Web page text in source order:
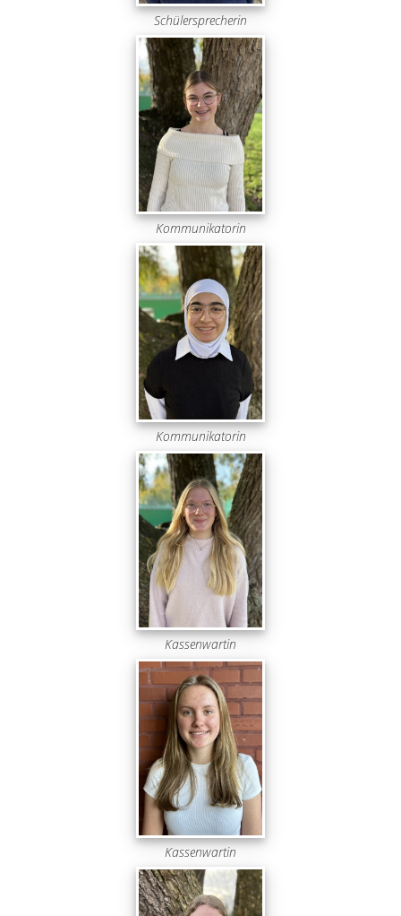
Schülersprecherin
Kommunikatorin
Kommunikatorin
Kassenwartin
Kassenwartin